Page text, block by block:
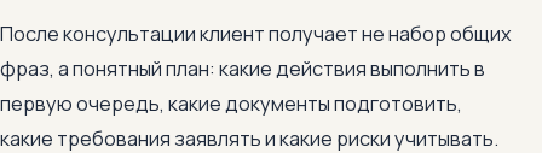
После консультации клиент получает не набор общих
фраз, а понятный план: какие действия выполнить в
первую очередь, какие документы подготовить,
какие требования заявлять и какие риски учитывать.